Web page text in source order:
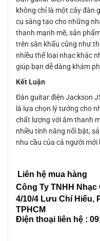
không chỉ là một cây đàn
cụ sáng tạo cho những
thanh mạnh mẽ, sản
trên sân khấu cũng như
nhiều thể loại nhạc khác
giúp bạn dễ dàng khám
Kết Luận
Đàn guitar điện Jackson
là lựa chọn lý tưởng cho
chất lượng với âm thanh
nhiều tính năng nổi bật,
nhu cầu của cả người
Liên hệ mua hàng
Công Ty TNHH Nhạc
4/10/4 Lưu Chí Hiếu,
TPHCM
Điện thoại liên hệ :